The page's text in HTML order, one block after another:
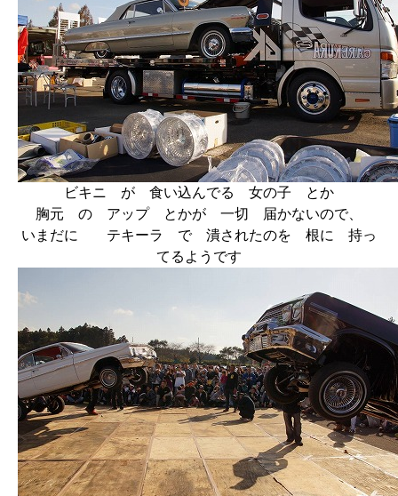
ビキニ が 食い込んでる 女の子 とか
胸元 の アップ とかが 一切 届かないので、
いまだに テキーラ で 潰されたのを 根に 持っ
てるようです